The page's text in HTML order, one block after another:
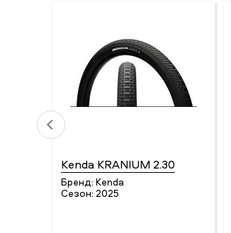
Kenda KRANIUM 2.30
Бренд: Kenda
Сезон: 2025